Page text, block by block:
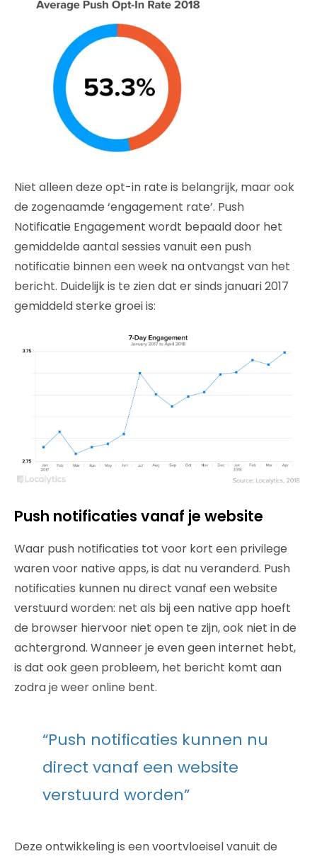
Niet alleen deze opt-in rate is belangrijk, maar ook
de zogenaamde ‘engagement rate’. Push
Notificatie Engagement wordt bepaald door het
gemiddelde aantal sessies vanuit een push
notificatie binnen een week na ontvangst van het
bericht. Duidelijk is te zien dat er sinds januari 2017
gemiddeld sterke groei is:
Push notificaties vanaf je website
Waar push notificaties tot voor kort een privilege
waren voor native apps, is dat nu veranderd. Push
notificaties kunnen nu direct vanaf een website
verstuurd worden: net als bij een native app hoeft
de browser hiervoor niet open te zijn, ook niet in de
achtergrond. Wanneer je even geen internet hebt,
is dat ook geen probleem, het bericht komt aan
zodra je weer online bent.
“Push notificaties kunnen nu
direct vanaf een website
verstuurd worden”
Deze ontwikkeling is een voortvloeisel vanuit de